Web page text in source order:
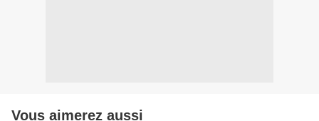
Vous aimerez aussi